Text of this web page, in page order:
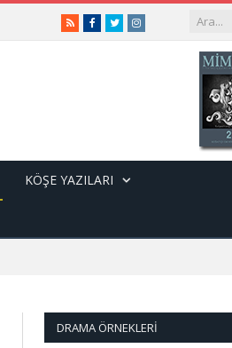
RSSFacebook
TwitterInstagram
KÖŞE YAZILARI
DRAMA ÖRNEKLERI